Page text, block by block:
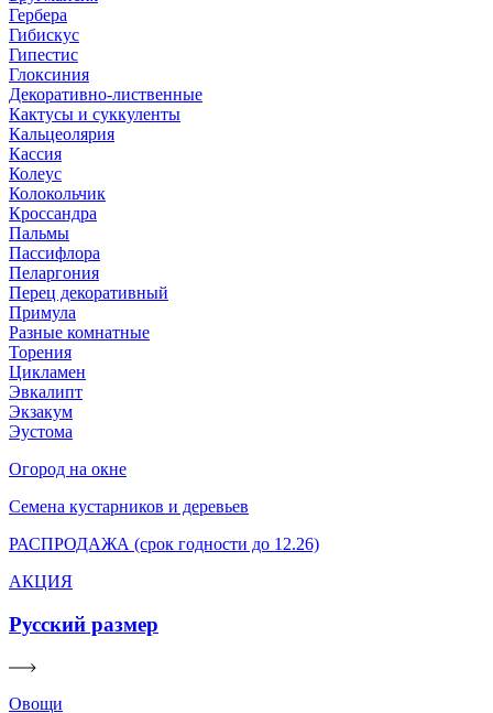
Гербера
Гибискус
Гипестис
Глоксиния
Декоративно-лиственные
Кактусы и суккуленты
Кальцеолярия
Кассия
Колеус
Колокольчик
Кроссандра
Пальмы
Пассифлора
Пеларгония
Перец декоративный
Примула
Разные комнатные
Торения
Цикламен
Эвкалипт
Экзакум
Эустома
Огород на окне
Семена кустарников и деревьев
РАСПРОДАЖА (срок годности до 12.26)
АКЦИЯ
Русский размер
Овощи